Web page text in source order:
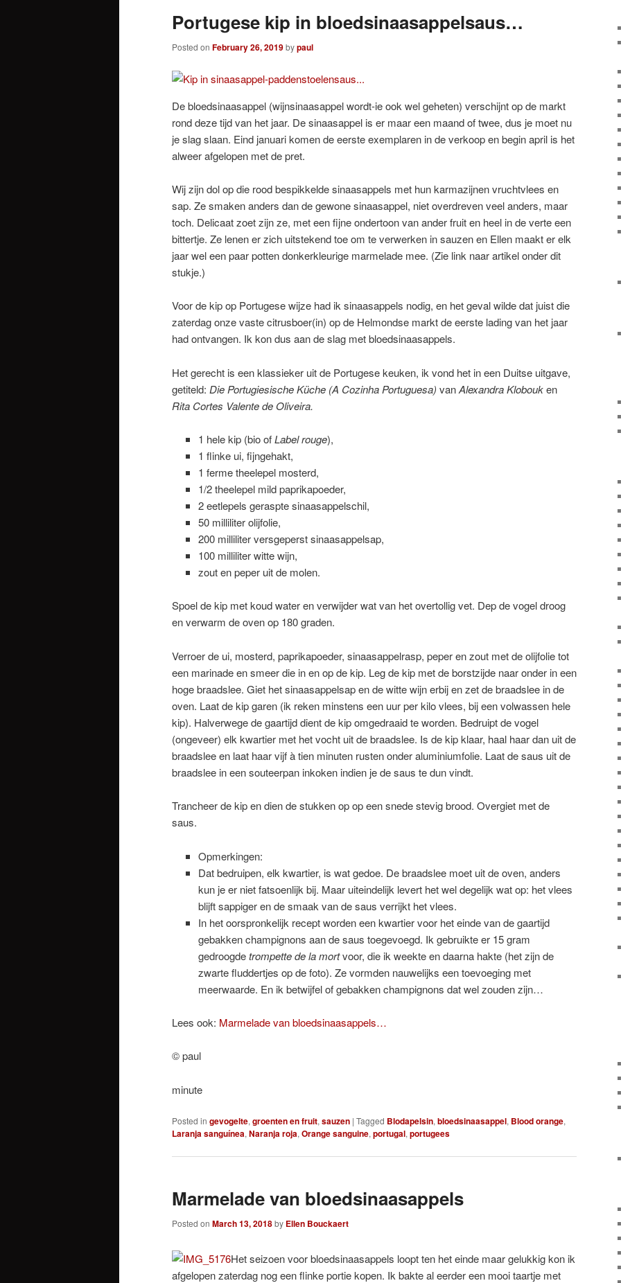
Portugese kip in bloedsinaasappelsaus…
Posted on February 26, 2019bypaul
De bloedsinaasappel (wijnsinaasappel wordt-ie ook wel geheten) verschijnt op de markt
rond deze tijd van het jaar. De sinaasappel is er maar een maand of twee, dus je moet nu
je slag slaan. Eind januari komen de eerste exemplaren in de verkoop en begin april is het
alweer afgelopen met de pret.
Wij zijn dol op die rood bespikkelde sinaasappels met hun karmazijnen vruchtvlees en
sap. Ze smaken anders dan de gewone sinaasappel, niet overdreven veel anders, maar
toch. Delicaat zoet zijn ze, met een fijne ondertoon van ander fruit en heel in de verte een
bittertje. Ze lenen er zich uitstekend toe om te verwerken in sauzen en Ellen maakt er elk
jaar wel een paar potten donkerkleurige marmelade mee. (Zie link naar artikel onder dit
stukje.)
Voor de kip op Portugese wijze had ik sinaasappels nodig, en het geval wilde dat juist die
zaterdag onze vaste citrusboer(in) op de Helmondse markt de eerste lading van het jaar
had ontvangen. Ik kon dus aan de slag met bloedsinaasappels.
Het gerecht is een klassieker uit de Portugese keuken, ik vond het in een Duitse uitgave,
getiteld: Die Portugiesische Küche (A Cozinha Portuguesa) vanAlexandra Klobouken
Rita Cortes Valente de Oliveira.
1 hele kip (bio ofLabel rouge),
1 flinke ui, fijngehakt,
1 ferme theelepel mosterd,
1/2 theelepel mild paprikapoeder,
2 eetlepels geraspte sinaasappelschil,
50 milliliter olijfolie,
200 milliliter versgeperst sinaasappelsap,
100 milliliter witte wijn,
zout en peper uit de molen.
Spoel de kip met koud water en verwijder wat van het overtollig vet. Dep de vogel droog
en verwarm de oven op 180 graden.
Verroer de ui, mosterd, paprikapoeder, sinaasappelrasp, peper en zout met de olijfolie tot
een marinade en smeer die in en op de kip. Leg de kip met de borstzijde naar onder in een
hoge braadslee. Giet het sinaasappelsap en de witte wijn erbij en zet de braadslee in de
oven. Laat de kip garen (ik reken minstens een uur per kilo vlees, bij een volwassen hele
kip). Halverwege de gaartijd dient de kip omgedraaid te worden. Bedruipt de vogel
(ongeveer) elk kwartier met het vocht uit de braadslee. Is de kip klaar, haal haar dan uit de
braadslee en laat haar vijf à tien minuten rusten onder aluminiumfolie. Laat de saus uit de
braadslee in een souteerpan inkoken indien je de saus te dun vindt.
Trancheer de kip en dien de stukken op op een snede stevig brood. Overgiet met de
saus.
Opmerkingen:
Dat bedruipen, elk kwartier, is wat gedoe. De braadslee moet uit de oven, anders
kun je er niet fatsoenlijk bij. Maar uiteindelijk levert het wel degelijk wat op: het vlees
blijft sappiger en de smaak van de saus verrijkt het vlees.
In het oorspronkelijk recept worden een kwartier voor het einde van de gaartijd
gebakken champignons aan de saus toegevoegd. Ik gebruikte er 15 gram
gedroogdetrompette de la mortvoor, die ik weekte en daarna hakte (het zijn de
zwarte fluddertjes op de foto). Ze vormden nauwelijks een toevoeging met
meerwaarde. En ik betwijfel of gebakken champignons dat wel zouden zijn…
Lees ook: Marmelade van bloedsinaasappels…
© paul
minute
Posted in gevogelte, groenten en fruit, sauzen | Tagged Blodapelsin, bloedsinaasappel, Blood orange,
Laranja sanguínea, Naranja roja, Orange sanguine, portugal, portugees
Marmelade van bloedsinaasappels
Posted on March 13, 2018by Ellen Bouckaert
Het seizoen voor bloedsinaasappels loopt ten het einde maar gelukkig kon ik
afgelopen zaterdag nog een flinke portie kopen. Ik bakte al eerder een mooi taartje met